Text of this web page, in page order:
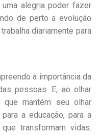
alegria poder fazer
de perto a evolução
diariamente para
a importância da
pessoas. E, ao olhar
que mantém seu olhar
a educação, para a
transformam vidas.